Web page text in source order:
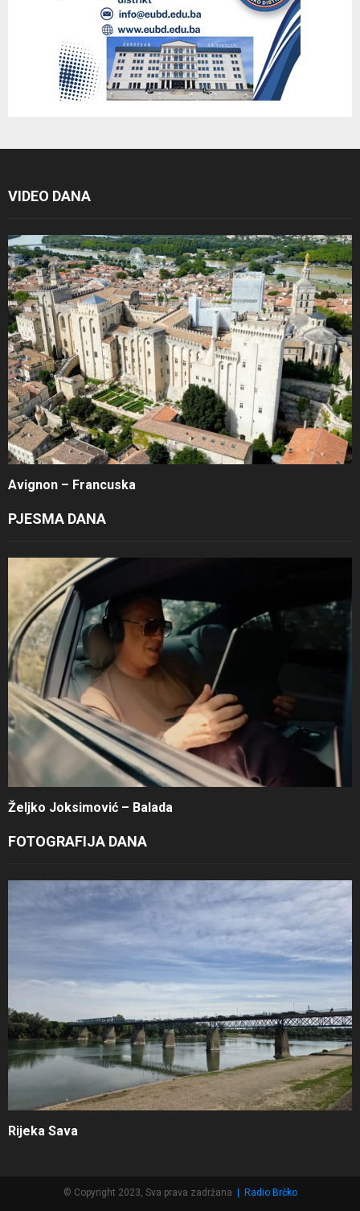
VIDEO DANA
Avignon – Francuska
PJESMA DANA
Željko Joksimović – Balada
FOTOGRAFIJA DANA
Rijeka Sava
© Copyright 2023, Sva prava zadržana | Radio Brčko